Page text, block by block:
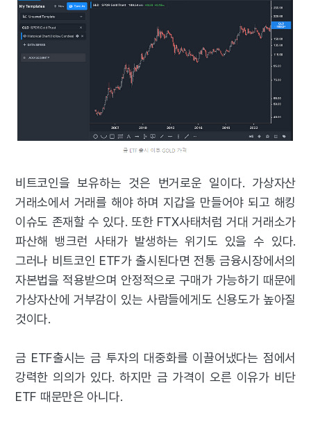
비트코인을 보유하는 것은 번거로운 일이다. 가상자산
거래소에서 거래를 해야 하며 지갑을 만들어야 되고 해킹
이슈도 존재할 수 있다. 또한 FTX사태처럼 거대 거래소가
파산해 뱅크런 사태가 발생하는 위기도 있을 수 있다.
그러나 비트코인 ETF가 출시된다면 전통 금융시장에서의
자본법을 적용받으며 안정적으로 구매가 가능하기 때문에
가상자산에 거부감이 있는 사람들에게도 신용도가 높아질
것이다.
금 ETF출시는 금 투자의 대중화를 이끌어냈다는 점에서
강력한 의의가 있다. 하지만 금 가격이 오른 이유가 비단
ETF 때문만은 아니다.